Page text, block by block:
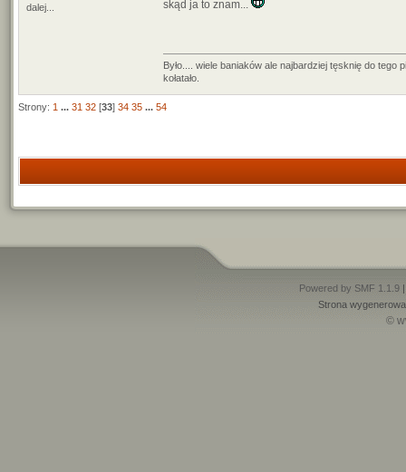
dalej...
skąd ja to znam...
Było.... wiele baniaków ale najbardziej tęsknię do
kołatało.
Strony: 1 ... 31 32 [33] 34 35 ... 54
Powered by SMF 1.1.9
Strona
©